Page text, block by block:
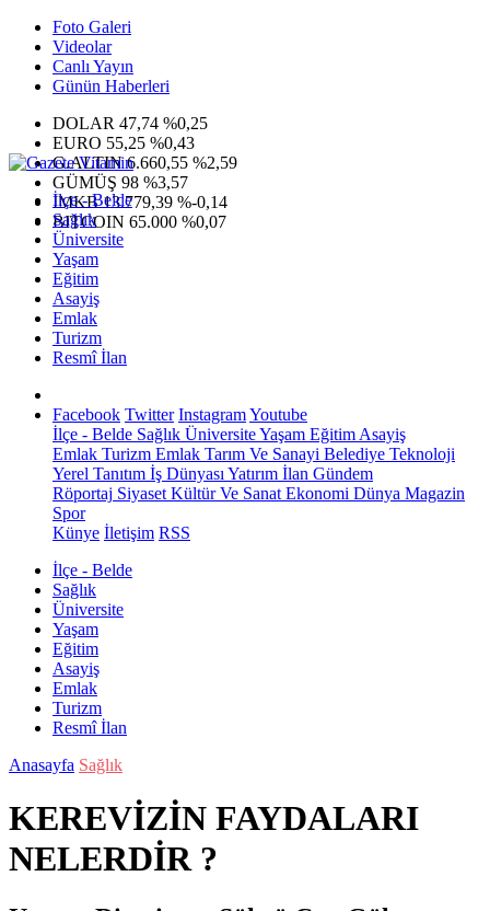
Foto Galeri
Videolar
Canlı Yayın
Günün Haberleri
DOLAR 47,74 %0,25
EURO 55,25 %0,43
G.ALTIN6.660,55 %2,59
GÜMÜŞ 98 %3,57
IMKB13.779,39 %-0,14
BITCOIN 65.000 %0,07
İlçe - Belde
Sağlık
Üniversite
Yaşam
Eğitim
Asayiş
Emlak
Turizm
Resmî İlan
Facebook Twitter InstagramYoutube
İlçe - Belde Sağlık ÜniversiteYaşam Eğitim Asayiş
Emlak Turizm Emlak Tarım Ve Sanayi Belediye Teknoloji
Yerel Tanıtım İş Dünyası Yatırım İlan Gündem
Röportaj Siyaset Kültür Ve Sanat Ekonomi Dünya Magazin
Spor
Künye İletişim RSS
İlçe - Belde
Sağlık
Üniversite
Yaşam
Eğitim
Asayiş
Emlak
Turizm
Resmî İlan
Anasayfa Sağlık
KEREVİZİN FAYDALARI
NELERDİR ?